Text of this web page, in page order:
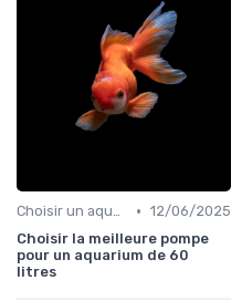
Choisir un aquarium • 12/06/2025
Choisir la meilleure pompe
pour un aquarium de 60
litres